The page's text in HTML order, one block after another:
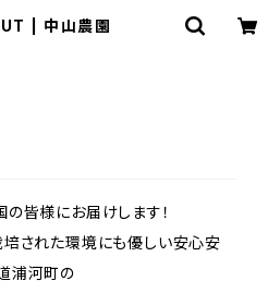
| 中山農園
皆様にお届けします！
された環境にも優しい安心安
浦河町の